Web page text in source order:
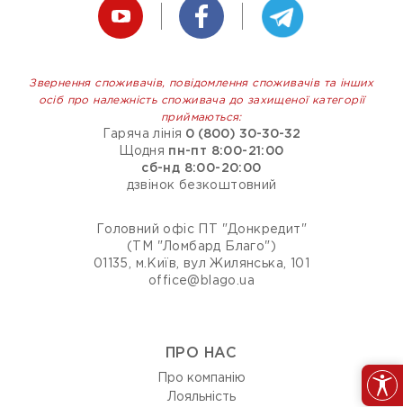
Звернення споживачів, повідомлення споживачів та інших
осіб про належність споживача до захищеної категорії
приймаються:
Гаряча лінія 0 (800) 30-30-32
Щодня пн-пт 8:00-21:00
сб-нд 8:00-20:00
дзвінок безкоштовний
Головний офіс ПТ "Донкредит"
(ТМ "Ломбард Благо")
01135, м.Київ, вул Жилянська, 101
office@blago.ua
ПРО НАС
Про компанію
Лояльність